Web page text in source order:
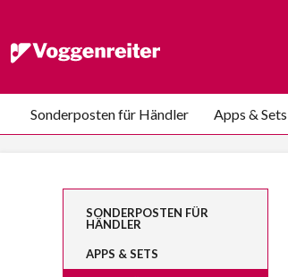
Sonderposten für Händler Apps & Sets
SONDERPOSTEN FÜR
HÄNDLER
APPS & SETS